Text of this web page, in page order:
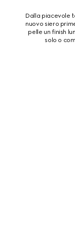
Dalla piacevole
nuovo siero
pelle un finish
solo o